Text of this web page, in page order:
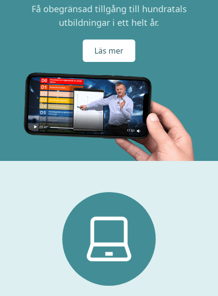
Få obegränsad tillgång till hundratals
utbildningar i ett helt år.
Läs mer